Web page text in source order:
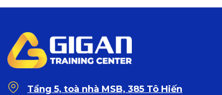
Tầng 5, toà nhà MSB, 385 Tô Hiến